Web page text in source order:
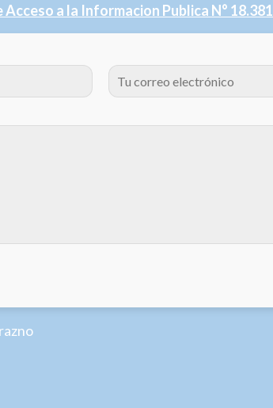
Acceso a la Informacion Publica N° 18.381